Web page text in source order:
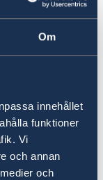
Om
innehållet
funktioner
Vi
och annan
och